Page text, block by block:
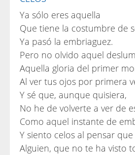
Ya sólo eres aquella
Que tiene la costumbre de
Ya pasó la embriaguez.
Pero no olvido aquel
Aquella gloria del primer
Al ver tus ojos por primera
Y sé que, aunque quisiera,
No he de volverte a ver de
Como aquel instante de
Y siento celos al pensar
Alguien, que no te ha visto